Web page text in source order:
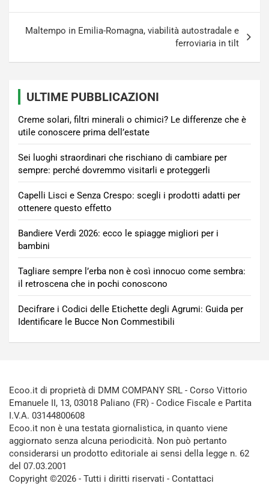
Maltempo in Emilia-Romagna, viabilità autostradale e
ferroviaria in tilt
ULTIME PUBBLICAZIONI
Creme solari, filtri minerali o chimici? Le differenze che è
utile conoscere prima dell’estate
Sei luoghi straordinari che rischiano di cambiare per
sempre: perché dovremmo visitarli e proteggerli
Capelli Lisci e Senza Crespo: scegli i prodotti adatti per
ottenere questo effetto
Bandiere Verdi 2026: ecco le spiagge migliori per i
bambini
Tagliare sempre l’erba non è così innocuo come sembra:
il retroscena che in pochi conoscono
Decifrare i Codici delle Etichette degli Agrumi: Guida per
Identificare le Bucce Non Commestibili
Ecoo.it di proprietà di DMM COMPANY SRL - Corso Vittorio
Emanuele II, 13, 03018 Paliano (FR) - Codice Fiscale e Partita
I.V.A. 03144800608
Ecoo.it non è una testata giornalistica, in quanto viene
aggiornato senza alcuna periodicità. Non può pertanto
considerarsi un prodotto editoriale ai sensi della legge n. 62
del 07.03.2001
Copyright ©2026 - Tutti i diritti riservati - Contattaci